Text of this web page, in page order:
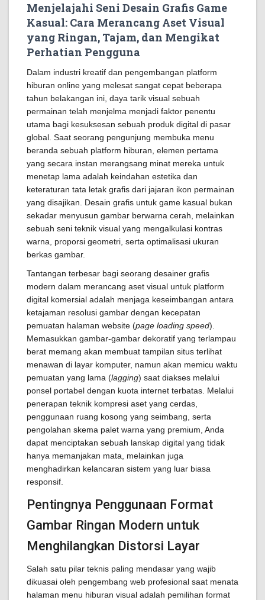
Menjelajahi Seni Desain Grafis Game
Kasual: Cara Merancang Aset Visual
yang Ringan, Tajam, dan Mengikat
Perhatian Pengguna
Dalam industri kreatif dan pengembangan platform
hiburan online yang melesat sangat cepat beberapa
tahun belakangan ini, daya tarik visual sebuah
permainan telah menjelma menjadi faktor penentu
utama bagi kesuksesan sebuah produk digital di pasar
global. Saat seorang pengunjung membuka menu
beranda sebuah platform hiburan, elemen pertama
yang secara instan merangsang minat mereka untuk
menetap lama adalah keindahan estetika dan
keteraturan tata letak grafis dari jajaran ikon permainan
yang disajikan. Desain grafis untuk game kasual bukan
sekadar menyusun gambar berwarna cerah, melainkan
sebuah seni teknik visual yang mengalkulasi kontras
warna, proporsi geometri, serta optimalisasi ukuran
berkas gambar.
Tantangan terbesar bagi seorang desainer grafis
modern dalam merancang aset visual untuk platform
digital komersial adalah menjaga keseimbangan antara
ketajaman resolusi gambar dengan kecepatan
pemuatan halaman website (page loading speed).
Memasukkan gambar-gambar dekoratif yang terlampau
berat memang akan membuat tampilan situs terlihat
menawan di layar komputer, namun akan memicu waktu
pemuatan yang lama (lagging) saat diakses melalui
ponsel portabel dengan kuota internet terbatas. Melalui
penerapan teknik kompresi aset yang cerdas,
penggunaan ruang kosong yang seimbang, serta
pengolahan skema palet warna yang premium, Anda
dapat menciptakan sebuah lanskap digital yang tidak
hanya memanjakan mata, melainkan juga
menghadirkan kelancaran sistem yang luar biasa
responsif.
Pentingnya Penggunaan Format
Gambar Ringan Modern untuk
Menghilangkan Distorsi Layar
Salah satu pilar teknis paling mendasar yang wajib
dikuasai oleh pengembang web profesional saat menata
halaman menu hiburan visual adalah pemilihan format